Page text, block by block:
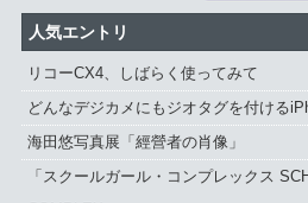
人気エントリ
リコーCX4、しばらく使ってみて
どんなデジカメにもジオタグを付ける
海田悠写真展「經營者の肖像」
「スクールガール・コンプレックス